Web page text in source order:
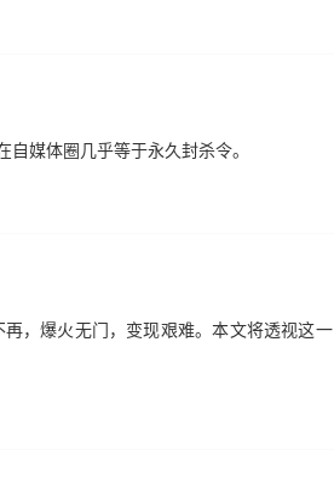
媒体圈几乎等于永久封杀令。
，爆火无门，变现艰难。本文将透视这一